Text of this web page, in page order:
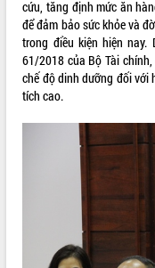
UBND tỉnh Đắk Lắk triển khai
vụ 6 tháng cuối năm 2026
Kỳ họp thứ Hai, Hội đồng
tỉnh khóa XI quyết nghị nhiều
quan trọng
Triết thăm, tặng quà người có
Rà soát, hoàn thiện hệ thống
văn hóa, thể thao đáp ứng yêu
Thường trực HĐND tỉnh Đắk
mặt Đoàn chuyên gia y tế TP.
ALBUM ẢNH
LIÊN KẾT WEB
cứu, tăng định mức ăn
để đảm bảo sức khỏe và
trong điều kiện hiện
61/2018 của Bộ Tài
chế độ dinh dưỡng đối với
tích cao.